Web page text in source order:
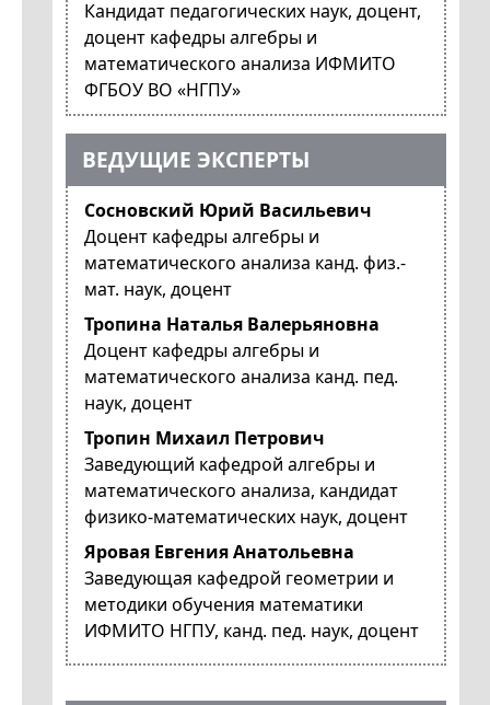
Кандидат педагогических наук, доцент,
доцент кафедры алгебры и
математического анализа ИФМИТО
ФГБОУ ВО «НГПУ»
ВЕДУЩИЕ ЭКСПЕРТЫ
Сосновский Юрий Васильевич
Доцент кафедры алгебры и
математического анализа канд. физ.-
мат. наук, доцент
Тропина Наталья Валерьяновна
Доцент кафедры алгебры и
математического анализа канд. пед.
наук, доцент
Тропин Михаил Петрович
Заведующий кафедрой алгебры и
математического анализа, кандидат
физико-математических наук, доцент
Яровая Евгения Анатольевна
Заведующая кафедрой геометрии и
методики обучения математики
ИФМИТО НГПУ, канд. пед. наук, доцент